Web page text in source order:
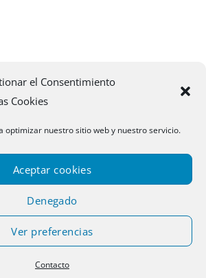
el Consentimiento
Cookies
optimizar nuestro sitio web y nuestro servicio.
Aceptar cookies
Denegado
Ver preferencias
Contacto
518
Designed by Publispace